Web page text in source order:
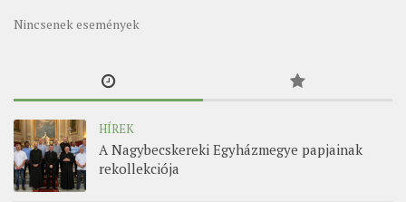
Nincsenek események
HÍREK
A Nagybecskereki Egyházmegye papjainak
rekollekciója